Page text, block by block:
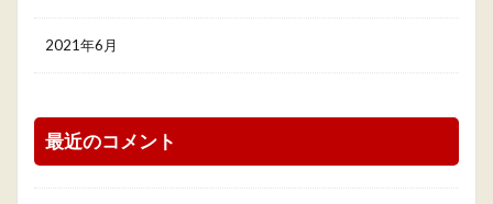
2021年6月
最近のコメント